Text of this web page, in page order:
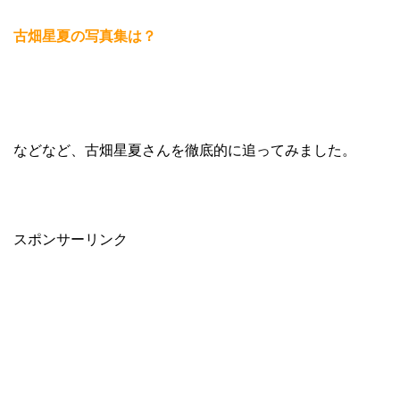
古畑星夏の写真集は？
などなど、古畑星夏さんを徹底的に追ってみました。
スポンサーリンク